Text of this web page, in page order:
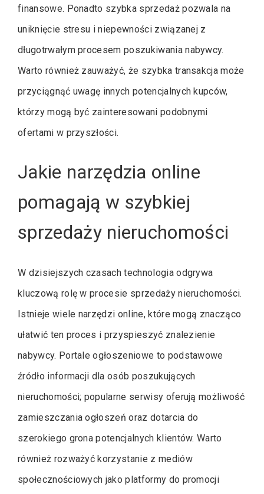
finansowe. Ponadto szybka sprzedaż pozwala na
uniknięcie stresu i niepewności związanej z
długotrwałym procesem poszukiwania nabywcy.
Warto również zauważyć, że szybka transakcja może
przyciągnąć uwagę innych potencjalnych kupców,
którzy mogą być zainteresowani podobnymi
ofertami w przyszłości.
Jakie narzędzia online
pomagają w szybkiej
sprzedaży nieruchomości
W dzisiejszych czasach technologia odgrywa
kluczową rolę w procesie sprzedaży nieruchomości.
Istnieje wiele narzędzi online, które mogą znacząco
ułatwić ten proces i przyspieszyć znalezienie
nabywcy. Portale ogłoszeniowe to podstawowe
źródło informacji dla osób poszukujących
nieruchomości; popularne serwisy oferują możliwość
zamieszczania ogłoszeń oraz dotarcia do
szerokiego grona potencjalnych klientów. Warto
również rozważyć korzystanie z mediów
społecznościowych jako platformy do promocji